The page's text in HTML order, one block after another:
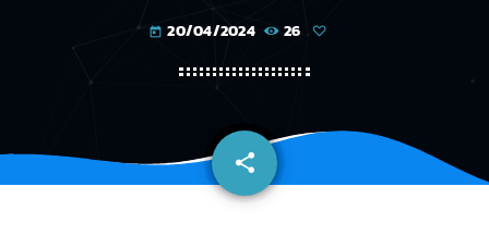
today 20/04/2024 26
share
email